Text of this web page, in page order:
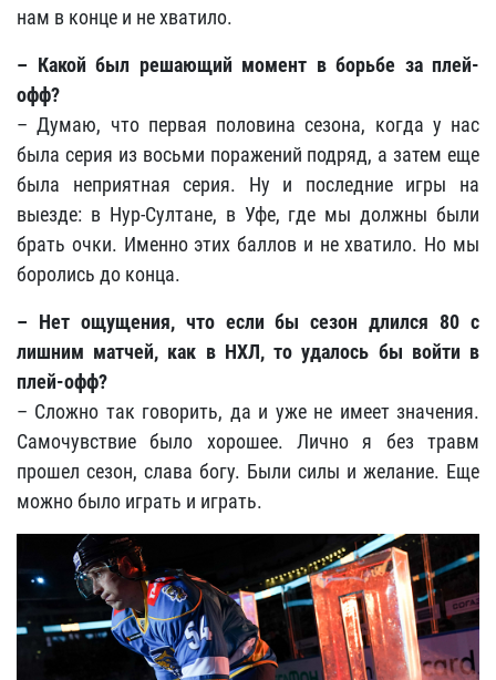
нам в конце и не хватило.
– Какой был решающий момент в борьбе за плей-
офф?
– Думаю, что первая половина сезона, когда у нас
была серия из восьми поражений подряд, а затем еще
была неприятная серия. Ну и последние игры на
выезде: в Нур-Султане, в Уфе, где мы должны были
брать очки. Именно этих баллов и не хватило. Но мы
боролись до конца.
– Нет ощущения, что если бы сезон длился 80 с
лишним матчей, как в НХЛ, то удалось бы войти в
плей-офф?
– Сложно так говорить, да и уже не имеет значения.
Самочувствие было хорошее. Лично я без травм
прошел сезон, слава богу. Были силы и желание. Еще
можно было играть и играть.